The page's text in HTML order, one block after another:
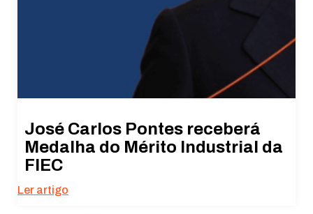
José Carlos Pontes receberá
Medalha do Mérito Industrial da
FIEC
Ler artigo